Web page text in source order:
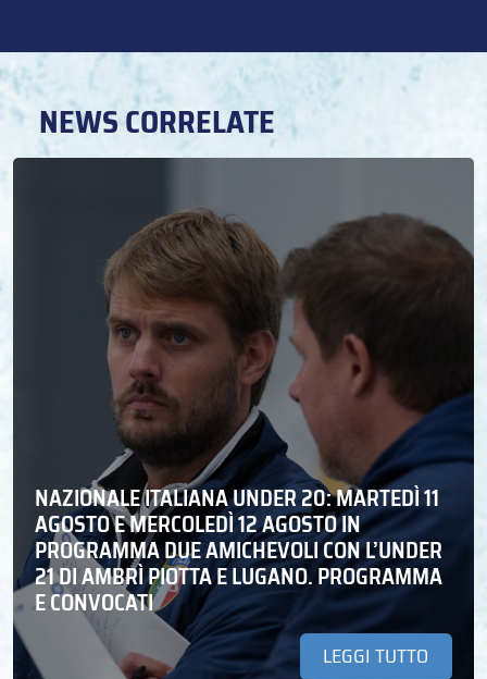
NEWS CORRELATE
NAZIONALE ITALIANA UNDER 20: MARTEDÌ 11
AGOSTO E MERCOLEDÌ 12 AGOSTO IN
PROGRAMMA DUE AMICHEVOLI CON L’UNDER
21 DI AMBRÌ PIOTTA E LUGANO. PROGRAMMA
E CONVOCATI
LEGGI TUTTO